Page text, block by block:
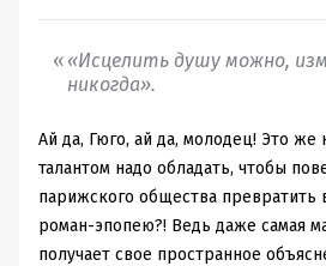
«Исцелить душу можно,
никогда».
Ай да, Гюго, ай да, молодец! Это же
талантом надо обладать, чтобы
парижского общества превратить
роман-эпопею?! Ведь даже самая
получает свое пространное